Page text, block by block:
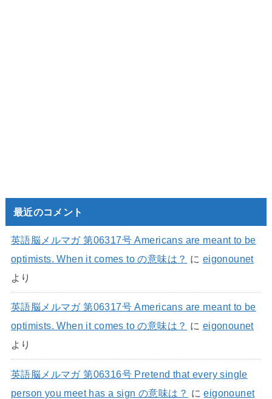
最近のコメント
英語脳メルマガ 第06317号 Americans are meant to be
optimists. When it comes to の意味は？ に eigonounet
より
英語脳メルマガ 第06317号 Americans are meant to be
optimists. When it comes to の意味は？ に eigonounet
より
英語脳メルマガ 第06316号 Pretend that every single
person you meet has a sign の意味は？ にeigonounet